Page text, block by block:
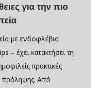
για την πιο
με ενδοφλέβια
– έχει κατακτήσει τη
πρακτικές
πρόληψης. Από